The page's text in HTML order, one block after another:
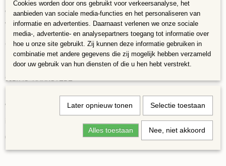
We wensen je veel plezier in onze webwinkel
www.konkasmozaiekwebshop.nl
Onze gegevens:
Konkasmozaiek&More
Hoofdweg 89
9617AC HARKSTEDE
www.konkasmozaiek.nlis gekoppeld aan de webwinkel
06 41310571
Cookies worden door ons gebruikt voor verkeersanalyse, het
aanbieden van sociale media-functies en het personaliseren van
informatie en advertenties. Daarnaast verlenen we onze sociale
media-, advertentie- en analysepartners toegang tot informatie over
hoe u onze site gebruikt. Zij kunnen deze informatie gebruiken in
combinatie met andere gegevens die zij mogelijk hebben verzameld
door uw gebruik van hun diensten of die u hen hebt verstrekt.
Later opnieuw tonen Selectie toestaan
Alles toestaan Nee, niet akkoord